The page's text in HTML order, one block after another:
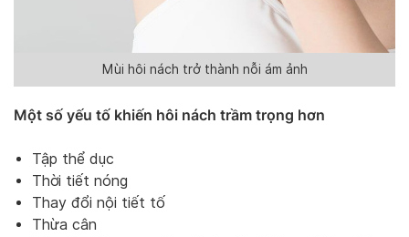
Mùi hôi nách trở thành nỗi ám ảnh
Một số yếu tố khiến hôi nách trầm trọng hơn
Tập thể dục
Thời tiết nóng
Thay đổi nội tiết tố
Thừa cân